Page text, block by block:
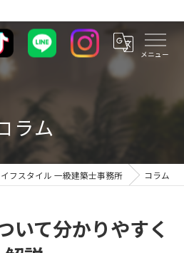
ラム
フスタイル 一級建築士事務所 コラム
いて分かりやすく